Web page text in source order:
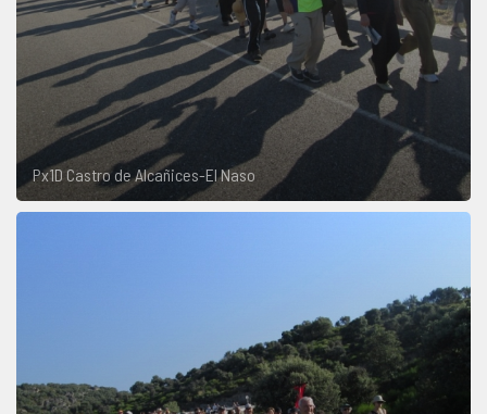
Px1D Castro de Alcañices-El Naso